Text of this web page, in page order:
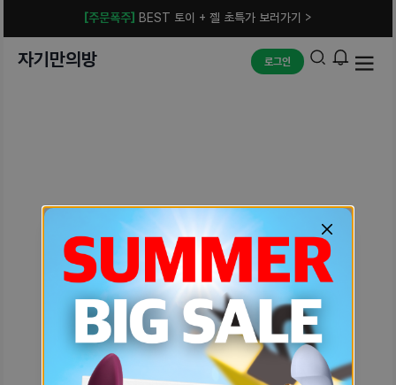
[주문폭주] BEST 토이 + 젤 초특가 보러가기 >
자기만의방 로그인
예상치 못한 에러입니다.